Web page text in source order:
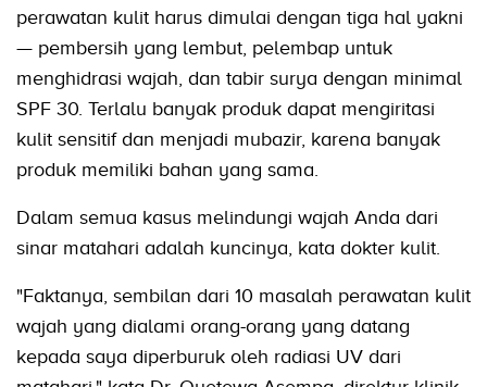
perawatan kulit harus dimulai dengan tiga hal yakni
— pembersih yang lembut, pelembap untuk
menghidrasi wajah, dan tabir surya dengan minimal
SPF 30. Terlalu banyak produk dapat mengiritasi
kulit sensitif dan menjadi mubazir, karena banyak
produk memiliki bahan yang sama.
Dalam semua kasus melindungi wajah Anda dari
sinar matahari adalah kuncinya, kata dokter kulit.
"Faktanya, sembilan dari 10 masalah perawatan kulit
wajah yang dialami orang-orang yang datang
kepada saya diperburuk oleh radiasi UV dari